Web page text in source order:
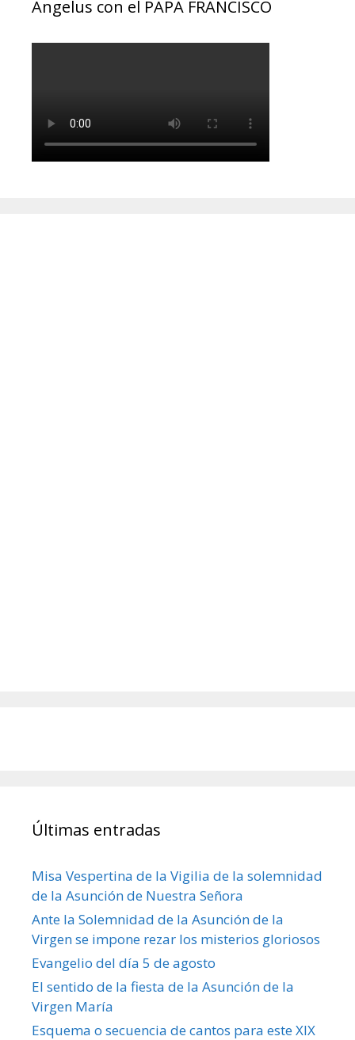
Ángelus con el PAPA FRANCISCO
Últimas entradas
Misa Vespertina de la Vigilia de la solemnidad
de la Asunción de Nuestra Señora
Ante la Solemnidad de la Asunción de la
Virgen se impone rezar los misterios gloriosos
Evangelio del día 5 de agosto
El sentido de la fiesta de la Asunción de la
Virgen María
Esquema o secuencia de cantos para este XIX